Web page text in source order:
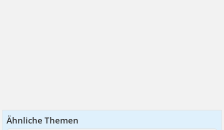
Ähnliche Themen